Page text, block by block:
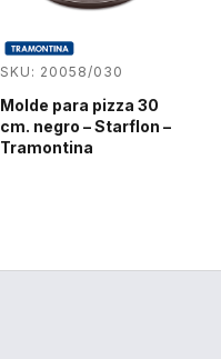
SKU: 20058/030
Molde para pizza 30
cm. negro – Starflon –
Tramontina